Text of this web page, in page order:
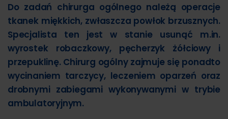
Do zadań chirurga ogólnego należą operacje
tkanek miękkich, zwłaszcza powłok brzusznych.
Specjalista ten jest w stanie usunąć m.in.
wyrostek robaczkowy, pęcherzyk żółciowy i
przepuklinę. Chirurg ogólny zajmuje się ponadto
wycinaniem tarczycy, leczeniem oparzeń oraz
drobnymi zabiegami wykonywanymi w trybie
ambulatoryjnym.